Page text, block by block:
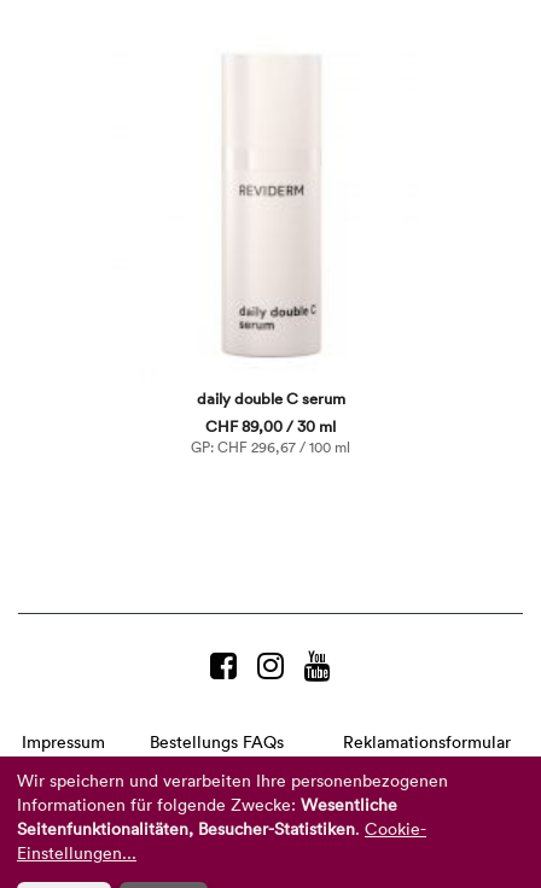
daily double C serum
CHF 89,00 / 30 ml
GP: CHF 296,67 / 100 ml
Impressum Bestellungs FAQs
Reklamationsformular
AGB
Datenschutzerklärung
Barrierefreiheitserklärung
Telefon:+49 8104 8873-310
(Mo-Do: 9-16 Uhr und Fr: 9-14 Uhr)
Wir speichern und verarbeiten Ihre personenbezogenen
Informationen für folgende Zwecke: Wesentliche
Seitenfunktionalitäten, Besucher-Statistiken. Cookie-
Einstellungen...